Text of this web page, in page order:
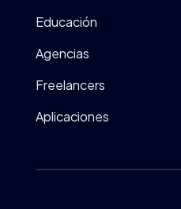
Educación
Agencias
Freelancers
Aplicaciones